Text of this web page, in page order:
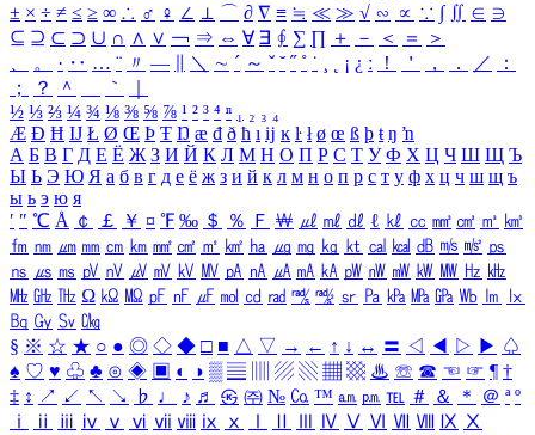
± × ÷ ≠ ≤ ≥ ∞ ∴ ♂ ♀ ∠ ⊥ ⌒ ∂ ∇ ≡ ≒ ≪ ≫ √ ∽ ∝ ∵ ∫ ∬ ∈ ∋
⊆ ⊇ ⊂ ⊃ ∪ ∩ ∧ ∨ ￢ ⇒ ⇔ ∀ ∃ ∮ ∑ ∏ ＋ － ＜ ＝
＞
、
。 · ‥ … ¨ 〃 ― ＼ ∼ ´ ～ ˇ ˘ ˝ ˚ ˙ ¸ ¡ ¿ ː ！ ＇ ， ． ／
：
；
？ ＾ ｀
½ ⅓ ⅔ ¼ ¾ ⅛ ⅜ ⅝ ⅞ ¹ ² ³ ⁴ ⁿ ₁ ₂ ₃ ₄
Æ Ð Ħ Ĳ Ł Ø Œ Þ Ŧ Ŋ æ đ ð ħ ı ĳ ĸ ŀ ł ø œ ß þ ŧ ŋ ŉ
А Б В Г Д Е Ё Ж З И Й К Л М Н О П Р С Т У Ф Х Ц Ч Ш Щ Ъ
Ы Ь Э Ю Я а б в г д е ё ж з и й к л м н о п р с т у ф х ц ч ш щ ъ
ы ь э ю я
′ ″ ℃ Å ￠ ￡ ￥ ¤ ℉ ‰ ＄ ％ Ｆ ￦ ㎕ ㎖ ㎗ ℓ ㎘ ㏄ ㎣ ㎤ ㎥ ㎦
㎙ ㎚ ㎛ ㎜ ㎝ ㎞ ㎟ ㎠ ㎡ ㎢ ㏊ ㎍ ㎎ ㎏ ㏏ ㎈ ㎉ ㏈ ㎧ ㎨ ㎰
㎱ ㎲ ㎳ ㎴ ㎵ ㎶ ㎷ ㎸ ㎹ ㎀ ㎁ ㎂ ㎃ ㎄ ㎺ ㎻ ㎽ ㎾ ㎿ ㎐ ㎑
㎒ ㎓ ㎔ Ω ㏀ ㏁ ㎊ ㎋ ㎌ ㏖ ㏅ ㎭ ㎮ ㎯ ㏛ ㎩ ㎪ ㎫ ㎬ ㏝ ㏐
㏓
㏃ ㏉ ㏜ ㏆
§ ※ ☆ ★ ○ ● ◎ ◇ ◆ □ ■ △ ▽ → ← ↑ ↓ ↔ 〓 ◁ ◀ ▷ ▶ ♤
♠ ♡ ♥ ♧ ♣ ⊙ ◈ ▣ ◐ ◑ ▒ ▤ ▨ ▧ ▦ ▩ ♨ ☏ ☎ ☜ ☞ ¶ †
‡ ↕ ↗ ↙ ↖ ↘ ♭ ♩ ♪ ♬ ㉿ ㈜ № ㏇ ™ ㏂ ㏘ ℡ ＃ ＆ ＊ ＠ ª º
ⅰ
ⅱ ⅲ ⅳ ⅴ ⅵ ⅶ ⅷ ⅸ ⅹ Ⅳ Ⅴ Ⅵ Ⅶ Ⅷ Ⅸ Ⅹ